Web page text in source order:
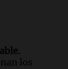
los